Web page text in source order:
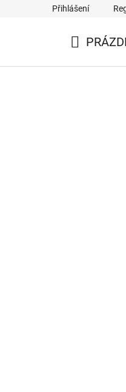
Přihlášení